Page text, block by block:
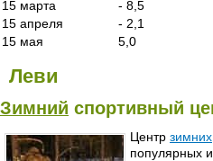
15 марта
- 8,5
15 апреля
- 2,1
15 мая
5,0
Леви
Зимний спортивный
Центр зимних
популярных